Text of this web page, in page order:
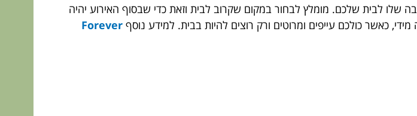
שלו לבית שלכם. מומלץ לבחור במקום שקרוב לבית וזאת כדי שבסוף האירוע יהיה
כאשר כולכם עייפים ומרוטים ורק רוצים להיות בבית. למידע נוסף Forever